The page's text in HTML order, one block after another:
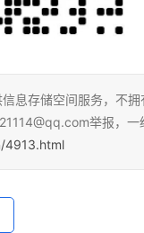
息存储空间服务，不
举报，一
4913.html